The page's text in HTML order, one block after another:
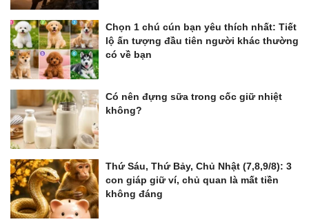
Chọn 1 chú cún bạn yêu thích nhất: Tiết
lộ ấn tượng đầu tiên người khác thường
có về bạn
Có nên đựng sữa trong cốc giữ nhiệt
không?
Thứ Sáu, Thứ Bảy, Chủ Nhật (7,8,9/8): 3
con giáp giữ ví, chủ quan là mất tiền
không đáng